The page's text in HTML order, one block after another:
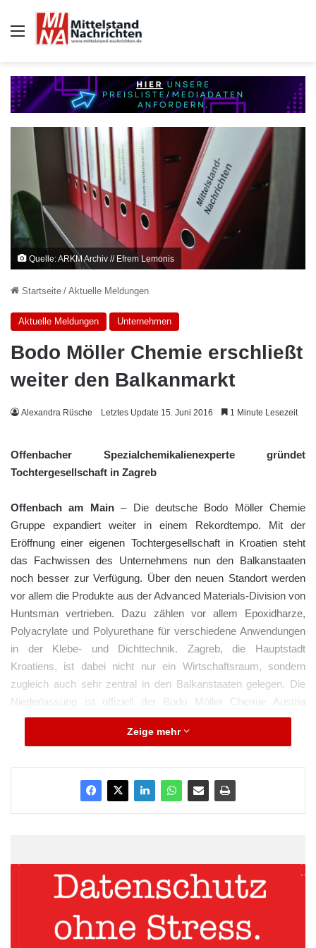
Auswahl
Quelle: ARKM Archiv // Efrem Lemonis
Startseite / Aktuelle Meldungen
Aktuelle Meldungen Unternehmen
Bodo Möller Chemie erschließt
weiter den Balkanmarkt
Alexandra Rüsche Letztes Update 15. Juni 2016 1 Minute Lesezeit
Offenbacher Spezialchemikalienexperte gründet
Tochtergesellschaft in Zagreb
Offenbach am Main– Die deutsche Bodo Möller Chemie
Gruppe expandiert weiter in einem Rekordtempo. Mit der
Eröffnung einer eigenen Tochtergesellschaft in Kroatien steht
das Fachwissen des Unternehmens nun den Balkanstaaten
noch besser zur Verfügung. Über den neuen Standort werden
vor allem die Produkte aus der Advanced Materials-Division von
Huntsman vertrieben. Dazu zählen vor allem Epoxidharze,
Polyacrylate und Polyurethane für verschiedene Anwendungen
in der Klebe- und Dichttechnik. Zagreb, die Hauptstadt
Kroatiens, ist dabei nicht nur ein Wirtschaftsraum, sondern
zugleich auch sehr zentral in den Balkanstaaten gelegen. Die
Niederlassung ist offiziell der Bodo Möller Chemie Austria
GmbH angeschlossen.
ARKM.marketing
Zeige mehr